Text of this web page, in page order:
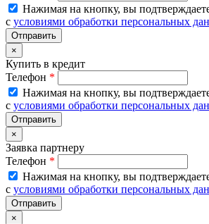
Нажимая на кнопку, вы
с условиями обработки персональных
×
Купить в кредит
Телефон *
Нажимая на кнопку, вы
с условиями обработки персональных
×
Заявка партнеру
Телефон *
Нажимая на кнопку, вы
с условиями обработки персональных
×